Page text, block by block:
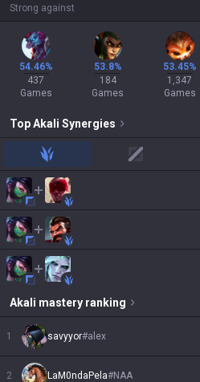
Strong against
54.46%
437
Games
53.8%
184
Games
53.45%
1,347
Games
TopAkali Synergies
jungle mid
Akali mastery ranking
1 savyyor#alex
2 LaM0ndaPela#NAA